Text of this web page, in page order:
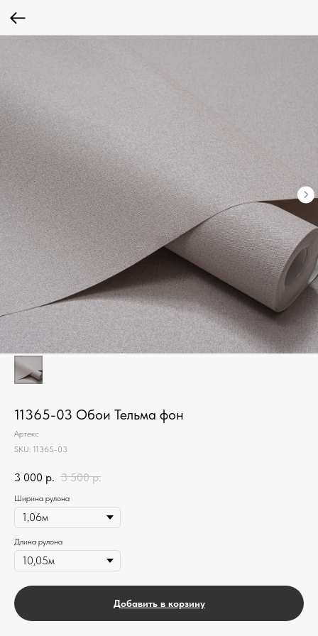
11365-03 Обои Тельма фон
Артекс
SKU: 11365-03
3 000 р. 3 500 р.
Ширина рулона
Длина рулона
Добавить в корзину